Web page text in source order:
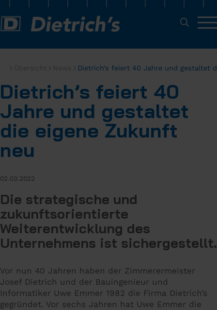
Dietrich’s feiert 40 Jahre und gestaltet
Dietrich’s feiert 40
Jahre und gestaltet
die eigene Zukunft
neu
02.03.2022
Die strategische und
zukunftsorientierte
Weiterentwicklung des
Unternehmens ist sichergestellt.
Vor nun 40 Jahren haben der Zimmerermeister
Josef Dietrich und der Bauingenieur und
Informatiker Uwe Emmer 1982 die Firma Dietrich’s
gegründet. Vor sechs Jahren hat Uwe Emmer die